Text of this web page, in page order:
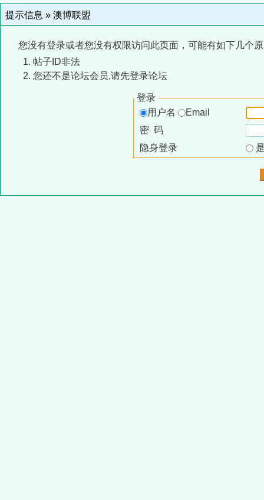
提示信息 » 澳博联盟
您没有登录或者您没有权限访问此页面，可能有如下几个
帖子ID非法
您还不是论坛会员,请先登录论坛
登录
用户名
Email
密 码
隐身登录